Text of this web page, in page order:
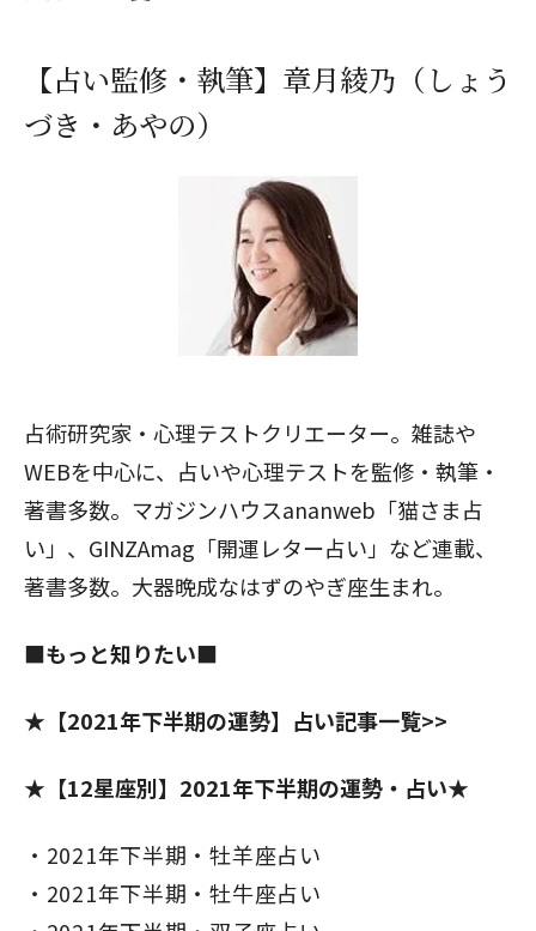
【占い監修・執筆】章月綾乃（しょう
づき・あやの）
占術研究家・心理テストクリエーター。雑誌や
WEBを中心に、占いや心理テストを監修・執筆・
著書多数。マガジンハウスananweb「猫さま占
い」、GINZAmag「開運レター占い」など連載、
著書多数。大器晩成なはずのやぎ座生まれ。
■もっと知りたい■
★【2021年下半期の運勢】占い記事一覧>>
★【12星座別】2021年下半期の運勢・占い★
2021年下半期・牡羊座占い
2021年下半期・牡牛座占い